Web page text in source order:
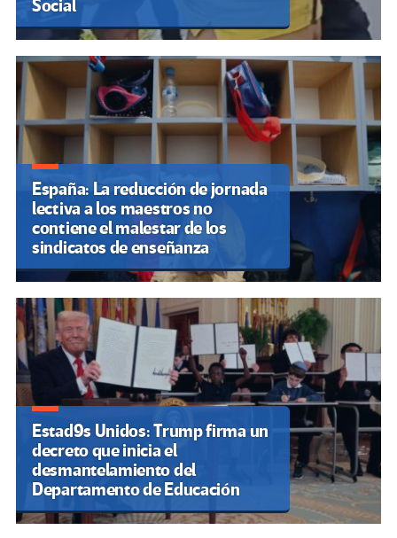
Social
España: La reducción de jornada
lectiva a los maestros no
contiene el malestar de los
sindicatos de enseñanza
Estad9s Unidos: Trump firma un
decreto que inicia el
desmantelamiento del
Departamento de Educación